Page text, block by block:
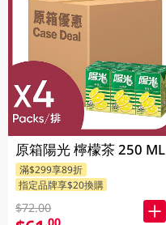
原箱陽光 檸檬茶 250 ML
滿$299享89折
指定品牌享$20換購
$72.00